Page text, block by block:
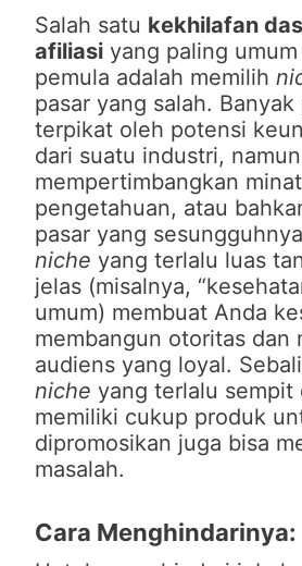
Salah satu kekhilafan
afiliasi yang paling
pemula adalah memilih
pasar yang salah. Banyak
terpikat oleh potensi
dari suatu industri,
mempertimbangkan
pengetahuan, atau
pasar yang
niche yang terlalu luas
jelas (misalnya,
umum) membuat Anda
membangun otoritas dan
audiens yang loyal.
niche yang terlalu sempit
memiliki cukup produk
dipromosikan juga bisa
masalah.
Cara Menghindarinya: